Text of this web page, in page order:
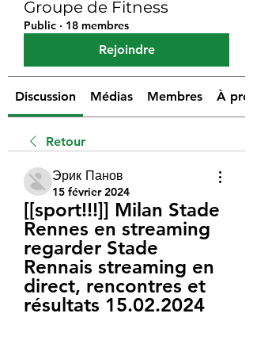
Groupe de Fitness
Public · 18 membres
Rejoindre
Discussion Médias Membres À
Retour
Эрик Панов
15 février 2024
[[sport!!!]] Milan Stade
Rennes en streaming
regarder Stade
Rennais streaming en
direct, rencontres et
résultats 15.02.2024